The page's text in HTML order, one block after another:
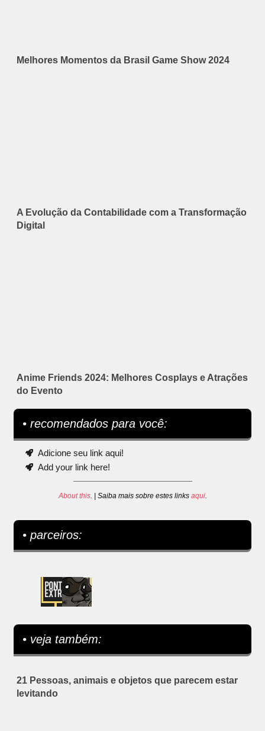
Melhores Momentos da Brasil Game Show 2024
A Evolução da Contabilidade com a Transformação
Digital
Anime Friends 2024: Melhores Cosplays e Atrações
do Evento
• recomendados para você:
Adicione seu link aqui!
Add your link here!
About this. | Saiba mais sobre estes links aqui.
• parceiros:
• veja também:
21 Pessoas, animais e objetos que parecem estar
levitando